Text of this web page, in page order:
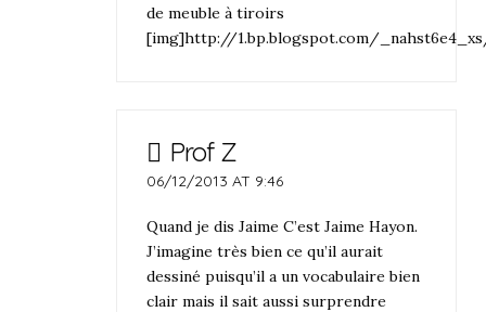
de meuble à tiroirs
[img]http://1.bp.blogspot.com/
Prof Z
06/12/2013 AT 9:46
Quand je dis Jaime C’est Jaime Hayon.
J’imagine très bien ce qu’il aurait
dessiné puisqu’il a un vocabulaire bien
clair mais il sait aussi surprendre